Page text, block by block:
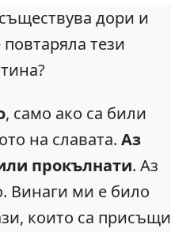
дори и
тези
, само ако са били
на славата. Аз
прокълнати. Аз
Винаги ми е било
които са присъщи